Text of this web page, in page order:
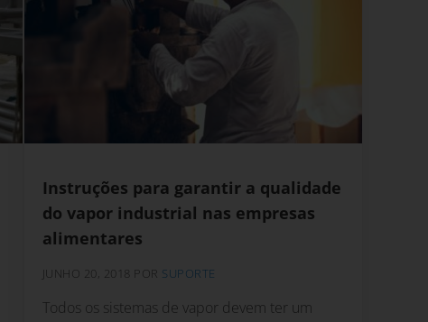
Instruções para garantir a qualidade
do vapor industrial nas empresas
alimentares
JUNHO 20, 2018 POR SUPORTE
Todos os sistemas de vapor devem ter um